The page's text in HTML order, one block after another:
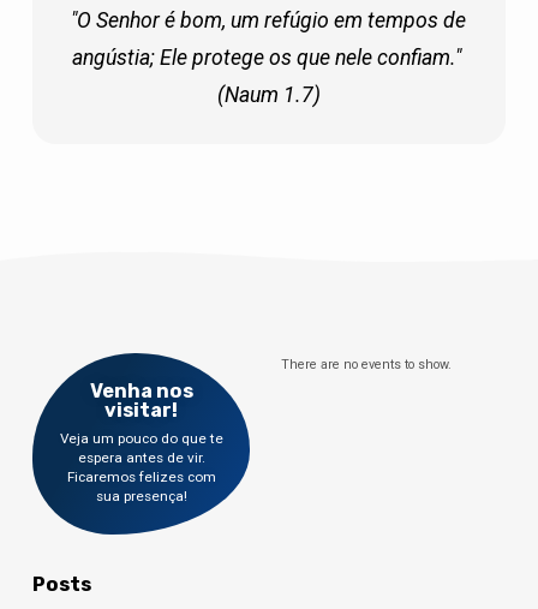
"O Senhor é bom, um refúgio em tempos de
angústia; Ele protege os que nele confiam."
(Naum 1.7)
Venha nos
visitar!
Veja um pouco do que te
espera antes de vir.
Ficaremos felizes com
sua presença!
There are no events to show.
Posts